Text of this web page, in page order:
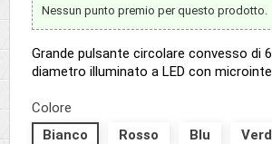
Nessun punto premio per questo prodotto.
Grande pulsante circolare convesso di
diametro illuminato a LED con
Colore
Bianco
Rosso Blu